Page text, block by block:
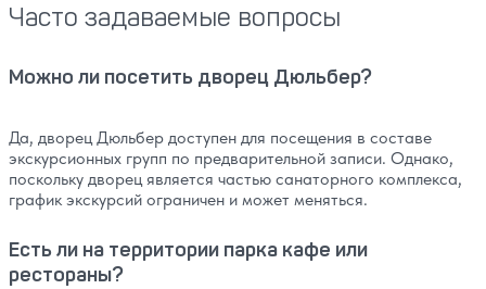
Часто задаваемые вопросы
Можно ли посетить дворец Дюльбер?
Да, дворец Дюльбер доступен для посещения в составе
экскурсионных групп по предварительной записи. Однако,
поскольку дворец является частью санаторного комплекса,
график экскурсий ограничен и может меняться.
Есть ли на территории парка кафе или
рестораны?